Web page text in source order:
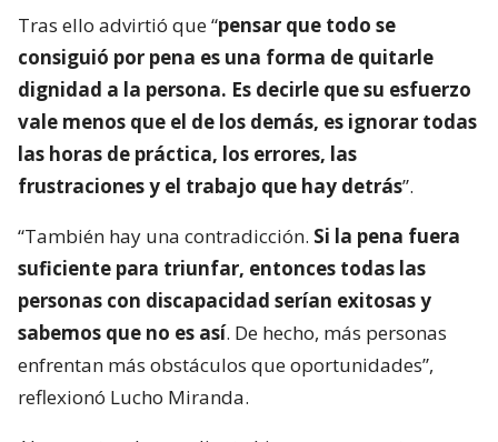
Tras ello advirtió que “pensar que todo se
consiguió por pena es una forma de quitarle
dignidad a la persona. Es decirle que su esfuerzo
vale menos que el de los demás, es ignorar todas
las horas de práctica, los errores, las
frustraciones y el trabajo que hay detrás”.
“También hay una contradicción. Si la pena fuera
suficiente para triunfar, entonces todas las
personas con discapacidad serían exitosas y
sabemos que no es así. De hecho, más personas
enfrentan más obstáculos que oportunidades”,
reflexionó Lucho Miranda.